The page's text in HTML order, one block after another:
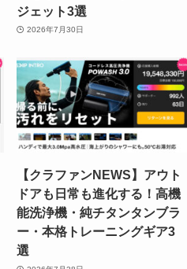
ジェット3選
2026年7月30日
【クラファンNEWS】アウト
ドアも日常も進化する！高機
能洗浄機・純チタンタンブラ
ー・本格トレーニングギア3
選